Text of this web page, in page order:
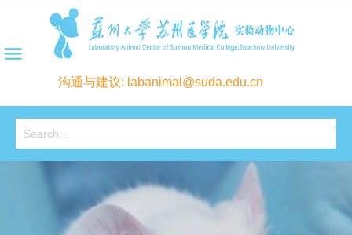
沟通与建议: labanimal@suda.edu.cn